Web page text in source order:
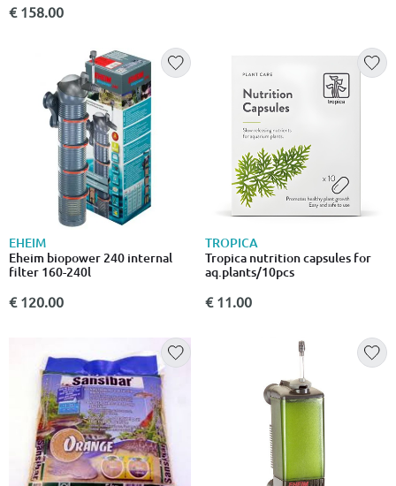
€ 158.00
EHEIM
Eheim biopower 240 internal
filter 160-240l
€ 120.00
TROPICA
Tropica nutrition capsules for
aq.plants/10pcs
€ 11.00